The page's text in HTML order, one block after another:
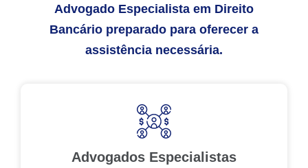
Advogado Especialista em Direito
Bancário preparado para oferecer a
assistência necessária.
Advogados Especialistas